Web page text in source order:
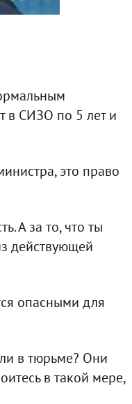
в СИЗО по 5 лет и
это право
А за то, что ты
действующей
опасными для
в тюрьме? Они
в такой мере,